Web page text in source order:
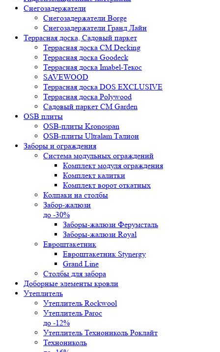
Снегозадержатели
Снегозадержатели Borge
Снегозадержатели Гранд Лайн
Террасная доска, Садовый паркет
Террасная доска CM Decking
Террасная доска Goodeck
Террасная доска Imabel-Текос
SAVEWOOD
Террасная доска DOS EXCLUSIVE
Террасная доска Polywood
Садовый паркет CM Garden
OSB плиты
OSB-плиты Kronospan
OSB-плиты Ultralam Талион
Заборы и ограждения
Система модульных ограждений
Комплект модуля ограждения
Комплект калитки
Комплект ворот откатных
Колпаки на столбы
Забор-жалюзи
до -30%
Заборы-жалюзи Ферумсталь
Заборы-жалюзи Royal
Евроштакетник
Евроштакетник Stynergy
Grand Line
Столбы для забора
Доборные элементы кровли
Утеплитель
Утеплитель Rockwool
Утеплитель Paroc
до -12%
Утеплитель Технониколь Роклайт
Технониколь